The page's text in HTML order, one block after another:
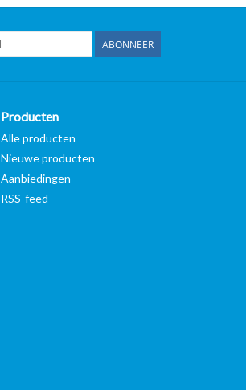
ABONNEER
Producten
Alle producten
Nieuwe producten
Aanbiedingen
RSS-feed